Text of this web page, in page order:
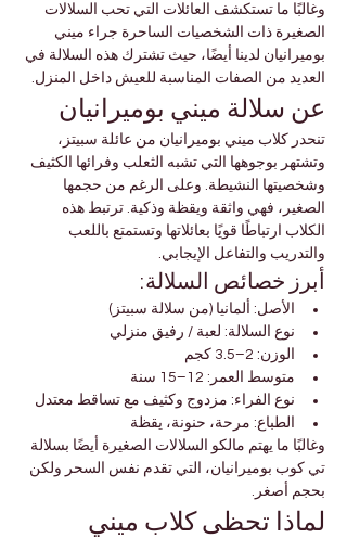
وغالبًا ما تستكشف العائلات التي تحب السلالات
الصغيرة ذات الشخصيات الساحرة جراء ميني
بوميرانيان لدينا أيضًا، حيث تشترك هذه السلالة في
العديد من الصفات المناسبة للعيش داخل المنزل.
عن سلالة ميني بوميرانيان
تنحدر كلاب ميني بوميرانيان من عائلة سبيتز،
وتشتهر بوجوهها التي تشبه الثعلب وفرائها الكثيف
وشخصيتها النشيطة. وعلى الرغم من حجمها
الصغير، فهي واثقة ويقظة وذكية. ترتبط هذه
الكلاب ارتباطًا قويًا بعائلاتها وتستمتع باللعب
والتدريب والتفاعل الإيجابي.
أبرز خصائص السلالة:
الأصل: ألمانيا (من سلالة سبيتز)
نوع السلالة: لعبة / رفيق منزلي
الوزن: 2–3.5 كجم
متوسط العمر: 12–15 سنة
نوع الفراء: مزدوج وكثيف مع تساقط معتدل
الطباع: مرحة، حنونة، يقظة
وغالبًا ما يهتم مالكو السلالات الصغيرة أيضًا بسلالة
تي كوب بوميرانيان، التي تقدم نفس السحر ولكن
بحجم أصغر.
لماذا تحظى كلاب ميني